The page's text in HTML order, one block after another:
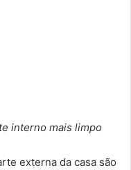
interno mais limpo
externa da casa são